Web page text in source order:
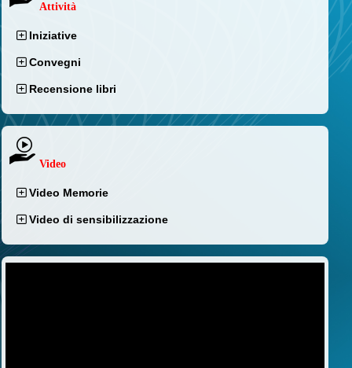
Attività
Iniziative
Convegni
Recensione libri
Video
Video Memorie
Video di sensibilizzazione